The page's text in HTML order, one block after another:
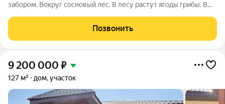
забором. Вокруг сосновый лес. В лесу растут ягоды грибы. В
магазины. Не далеко расположена ж/д станция. Дом
предназначен для зимнего
Позвонить
9 200 000 ₽
127 м² дом, участок